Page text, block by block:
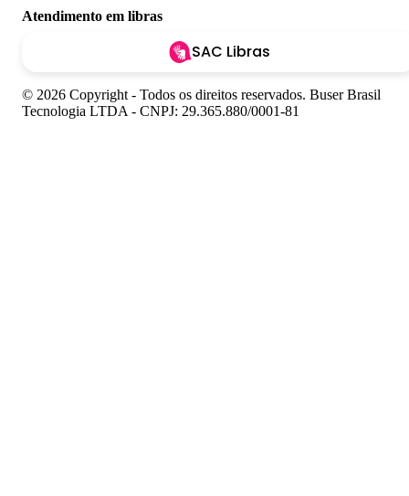
Atendimento em libras
SAC Libras
© 2026 Copyright - Todos os direitos reservados. Buser Brasil
Tecnologia LTDA - CNPJ: 29.365.880/0001-81